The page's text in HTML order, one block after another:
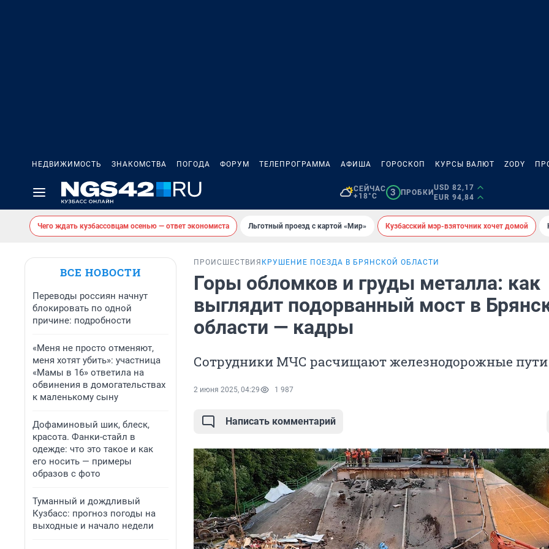
НЕДВИЖИМОСТЬ ЗНАКОМСТВА ПОГОДА ФОРУМ ТЕЛЕПРОГРАММА АФИША ГОРОСКОП КУРСЫ ВАЛЮТ ZODY
СЕЙЧАС
+18°C
3 ПРОБКИ
USD 82,17
EUR 94,84
Чего ждать кузбассовцам осенью — ответ экономиста Льготный проезд с картой «Мир» Кузбасский мэр-взяточник хочет домой
ВСЕ НОВОСТИ
Переводы россиян начнут
блокировать по одной
причине: подробности
«Меня не просто отменяют,
меня хотят убить»: участница
«Мамы в 16» ответила на
обвинения в домогательствах
к маленькому сыну
Дофаминовый шик, блеск,
красота. Фанки-стайл в
одежде: что это такое и как
его носить — примеры
образов с фото
Туманный и дождливый
Кузбасс: прогноз погоды на
выходные и начало недели
ПРОИСШЕСТВИЯ КРУШЕНИЕ ПОЕЗДА В БРЯНСКОЙ ОБЛАСТИ
Горы обломков и груды металла: как
выглядит подорванный мост в
области — кадры
Сотрудники МЧС расчищают железнодорожные пути
2 июня 2025, 04:29 1 987
Написать комментарий